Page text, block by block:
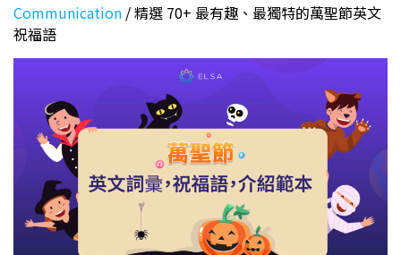
Communication /精選 70+ 最有趣、最獨特的萬聖節英文
祝福語